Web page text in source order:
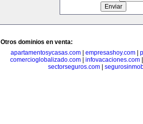
Otros dominios en venta:
apartamentosycasas.com| empresashoy.com|
comercioglobalizado.com
infovacaciones.com
sectorseguros.com